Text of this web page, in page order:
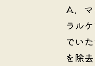
A．
ラル
でい
を除